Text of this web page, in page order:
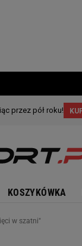
KOSZYKÓWKA
w szatni"